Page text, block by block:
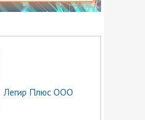
Легир Плюс ООО